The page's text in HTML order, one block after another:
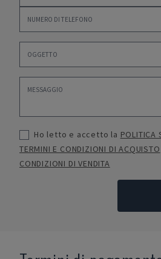
Ho letto e accetto la POLITICA
TERMINI E CONDIZIONI DI ACQUISTO
CONDIZIONI DI VENDITA